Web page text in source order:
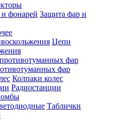
Защита фар и
Цепи
фар
Колпаки колес
Радиостанции
Таблички